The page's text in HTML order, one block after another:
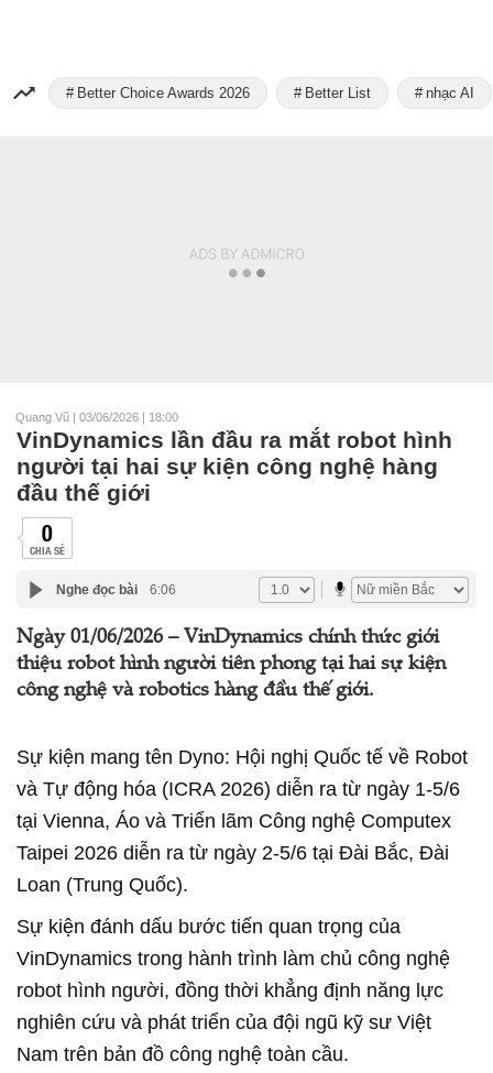
Better Choice Awards 2026 Better List nhạc AI
Quang Vũ | 03/06/2026 | 18:00
VinDynamics lần đầu ra mắt robot hình
người tại hai sự kiện công nghệ hàng
đầu thế giới
0
CHIA SẺ
Nghe đọc bài 6:06
Ngày 01/06/2026 – VinDynamics chính thức giới
thiệu robot hình người tiên phong tại hai sự kiện
công nghệ và robotics hàng đầu thế giới.
Sự kiện mang tên Dyno: Hội nghị Quốc tế về Robot
và Tự động hóa (ICRA 2026) diễn ra từ ngày 1-5/6
tại Vienna, Áo và Triển lãm Công nghệ Computex
Taipei 2026 diễn ra từ ngày 2-5/6 tại Đài Bắc, Đài
Loan (Trung Quốc).
Sự kiện đánh dấu bước tiến quan trọng của
VinDynamics trong hành trình làm chủ công nghệ
robot hình người, đồng thời khẳng định năng lực
nghiên cứu và phát triển của đội ngũ kỹ sư Việt
Nam trên bản đồ công nghệ toàn cầu.